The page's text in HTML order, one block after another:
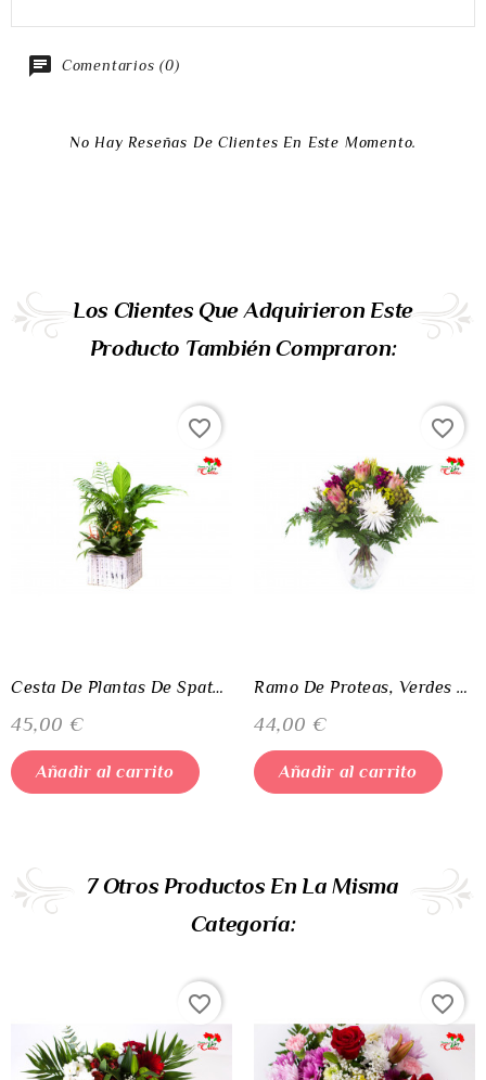
Comentarios (0)
No Hay Reseñas De Clientes En Este Momento.
Los Clientes Que Adquirieron Este
Producto También Compraron:
favorite_border
Cesta De Plantas De Spathiphillium, Dracena, Chamaedorea Y Kalanchoë
Precio
45,00 €
Añadir al carrito
favorite_border
Ramo De Proteas, Verdes Tropicales, Anastasias Y Margaritas
Precio
44,00 €
Añadir al carrito
7 Otros Productos En La Misma
Categoría:
favorite_border favorite_border